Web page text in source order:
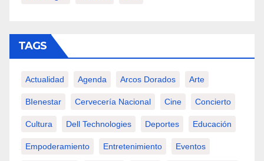
TAGS
Actualidad Agenda Arcos Dorados Arte
BIenestar Cervecería Nacional Cine Concierto
Cultura Dell Technologies Deportes Educación
Empoderamiento Entretenimiento Eventos